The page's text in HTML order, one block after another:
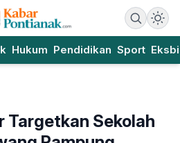
Hukum Pendidikan Sport
Targetkan Sekolah